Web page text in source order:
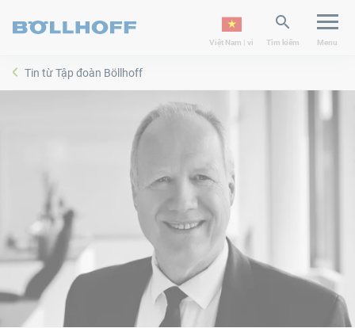
Việt Nam | vi Tìm kiếm Menu
Tin từ Tập đoàn Böllhoff